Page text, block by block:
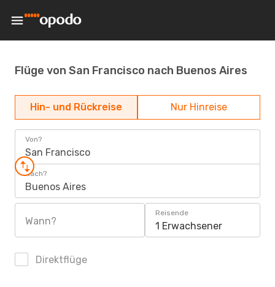
Flüge von San Francisco nach Buenos Aires
Hin- und Rückreise Nur Hinreise
Von?
San Francisco
Nach?
Buenos Aires
Wann?
Reisende
1 Erwachsener
Direktflüge